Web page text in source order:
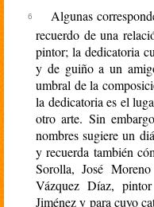
Algunas
recuerdo de una
pintor; la dedicatoria
y de guiño a un
umbral de la
la dedicatoria es el
otro arte. Sin
nombres sugiere un
y recuerda también
Sorolla, José
Vázquez Díaz,
Jiménez y para cuyo